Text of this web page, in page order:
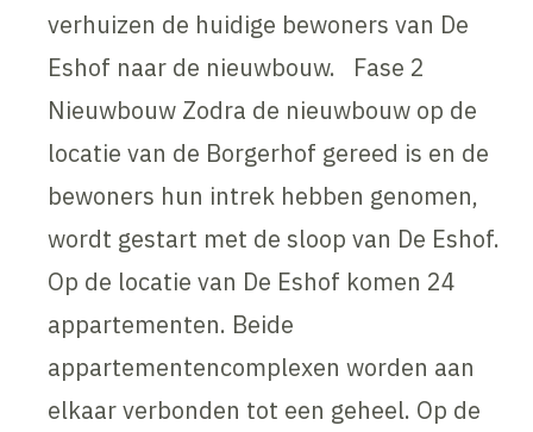
verhuizen de huidige bewoners van De
Eshof naar de nieuwbouw. Fase 2
Nieuwbouw Zodra de nieuwbouw op de
locatie van de Borgerhof gereed is en de
bewoners hun intrek hebben genomen,
wordt gestart met de sloop van De Eshof.
Op de locatie van De Eshof komen 24
appartementen. Beide
appartementencomplexen worden aan
elkaar verbonden tot een geheel. Op de